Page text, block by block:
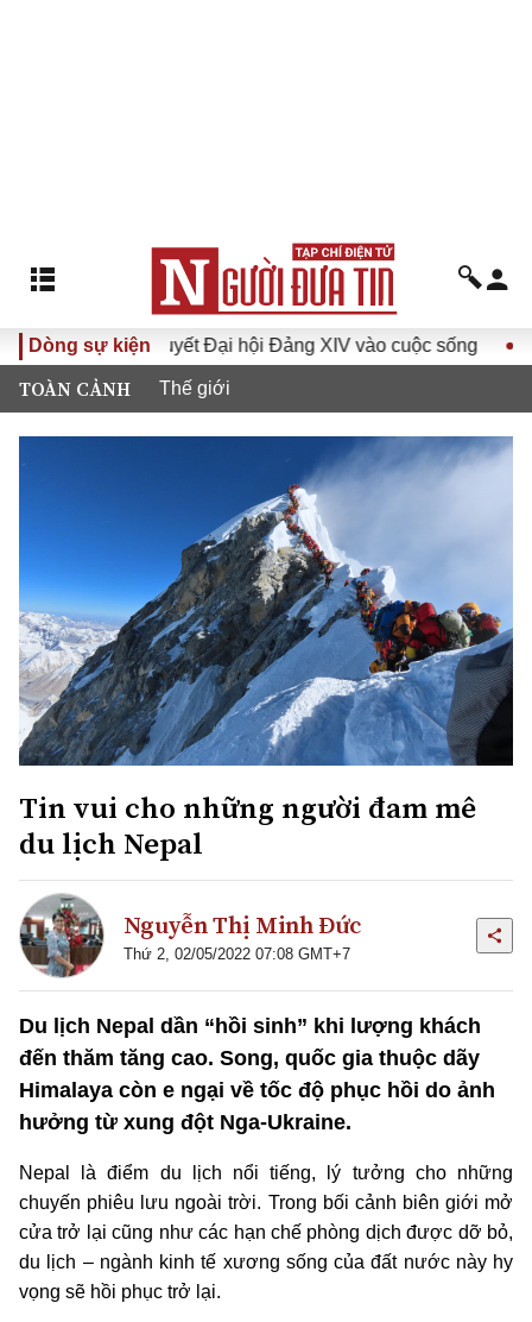
Dòng sự kiện
Nghị quyết Đại hội Đảng XIV vào cuộc sống Hướng
TOÀN CẢNH Thế giới
Tin vui cho những người đam mê
du lịch Nepal
Nguyễn Thị Minh Đức
Thứ 2, 02/05/2022 07:08 GMT+7
Du lịch Nepal dần “hồi sinh” khi lượng khách
đến thăm tăng cao. Song, quốc gia thuộc dãy
Himalaya còn e ngại về tốc độ phục hồi do ảnh
hưởng từ xung đột Nga-Ukraine.
Nepal là điểm du lịch nổi tiếng, lý tưởng cho những
chuyến phiêu lưu ngoài trời. Trong bối cảnh biên giới mở
cửa trở lại cũng như các hạn chế phòng dịch được dỡ bỏ,
du lịch – ngành kinh tế xương sống của đất nước này hy
vọng sẽ hồi phục trở lại.